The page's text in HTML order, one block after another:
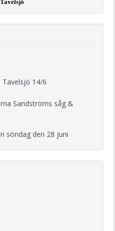
Tavelsjö 14/6
Sandströms såg &
söndag den 28 juni